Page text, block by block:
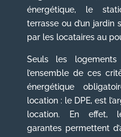
énergétique, le
terrasse ou d’un
par les locataires au
Seuls les
l’ensemble de ces
énergétique
location : le DPE, est
location. En effet,
garantes permettent